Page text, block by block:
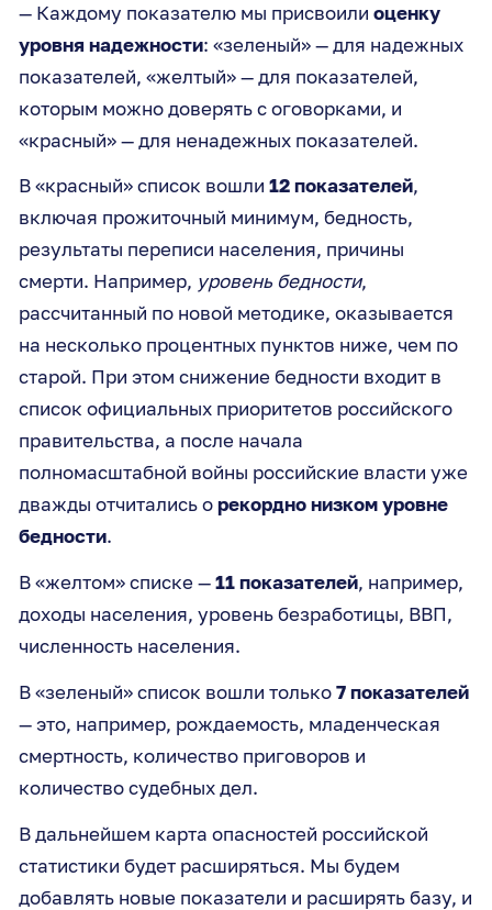
— Каждому показателю мы присвоили оценку
уровня надежности: «зеленый» — для надежных
показателей, «желтый» — для показателей,
которым можно доверять с оговорками, и
«красный» — для ненадежных показателей.
В «красный» список вошли 12 показателей,
включая прожиточный минимум, бедность,
результаты переписи населения, причины
смерти. Например, уровень бедности,
рассчитанный по новой методике, оказывается
на несколько процентных пунктов ниже, чем по
старой. При этом снижение бедности входит в
список официальных приоритетов российского
правительства, а после начала
полномасштабной войны российские власти уже
дважды отчитались орекордно низком уровне
бедности.
В «желтом» списке —11 показателей, например,
доходы населения, уровень безработицы, ВВП,
численность населения.
В «зеленый» список вошли только7 показателей
— это, например, рождаемость, младенческая
смертность, количество приговоров и
количество судебных дел.
В дальнейшем карта опасностей российской
статистики будет расширяться. Мы будем
добавлять новые показатели и расширять базу, и